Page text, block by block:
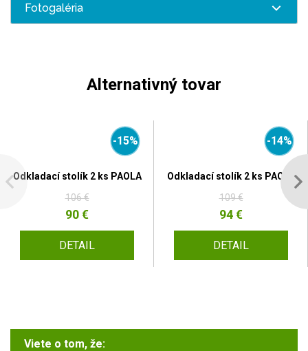
Fotogaléria
Alternativný tovar
-15%
Odkladací stolík 2 ks PAOLA
106 €
90 €
DETAIL
-14%
Odkladací stolík 2 ks PAOLA
109 €
94 €
DETAIL
Viete o tom, že: